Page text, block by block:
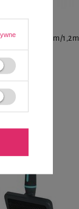
Leather 25mm/1,2m